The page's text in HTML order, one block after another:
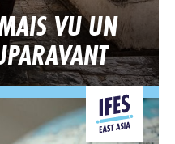
VU UN